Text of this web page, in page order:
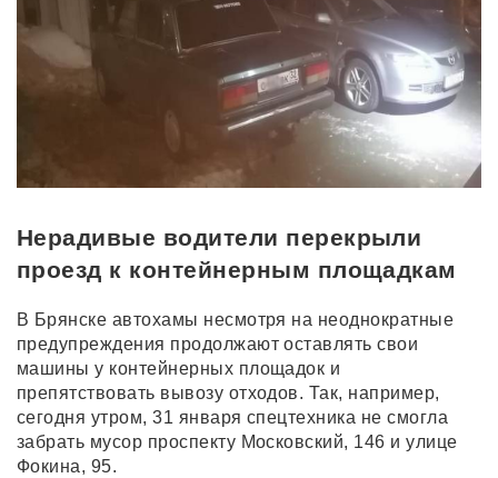
Нерадивые водители перекрыли
проезд к контейнерным площадкам
В Брянске автохамы несмотря на неоднократные
предупреждения продолжают оставлять свои
машины у контейнерных площадок и
препятствовать вывозу отходов. Так, например,
сегодня утром, 31 января спецтехника не смогла
забрать мусор проспекту Московский, 146 и улице
Фокина, 95.